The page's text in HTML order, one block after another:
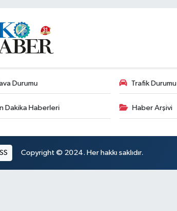
Durumu Trafik Durumu
Dakika Haberleri Haber Arşivi
Copyright © 2024. Her hakkı saklıdır.